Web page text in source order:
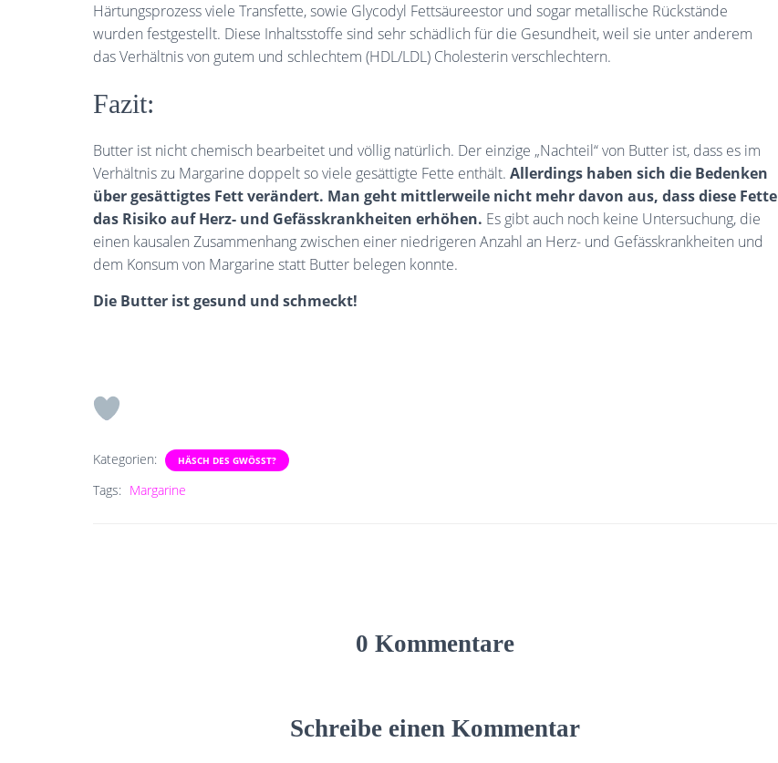
Härtungsprozess viele Transfette, sowie Glycodyl Fettsäureestor und sogar metallische Rückstände
wurden festgestellt. Diese Inhaltsstoffe sind sehr schädlich für die Gesundheit, weil sie unter anderem
das Verhältnis von gutem und schlechtem (HDL/LDL) Cholesterin verschlechtern.
Fazit:
Butter ist nicht chemisch bearbeitet und völlig natürlich. Der einzige „Nachteil“ von Butter ist, dass es im
Verhältnis zu Margarine doppelt so viele gesättigte Fette enthält. Allerdings haben sich die Bedenken
über gesättigtes Fett verändert. Man geht mittlerweile nicht mehr davon aus, dass diese Fette
das Risiko auf Herz- und Gefässkrankheiten erhöhen. Es gibt auch noch keine Untersuchung, die
einen kausalen Zusammenhang zwischen einer niedrigeren Anzahl an Herz- und Gefässkrankheiten und
dem Konsum von Margarine statt Butter belegen konnte.
Die Butter ist gesund und schmeckt!
Kategorien: HÄSCH DES GWÖSST?
Tags: Margarine
0 Kommentare
Schreibe einen Kommentar